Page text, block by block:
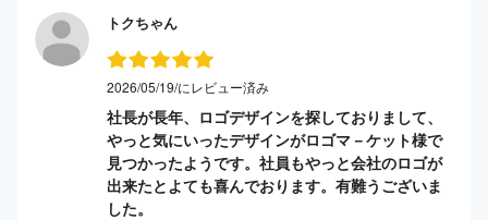
トクちゃん
2026/05/19/にレビュー済み
社長が長年、ロゴデザインを探しておりまして、
やっと気にいったデザインがロゴマ－ケット様で
見つかったようです。社員もやっと会社のロゴが
出来たとよても喜んでおります。有難うございま
した。